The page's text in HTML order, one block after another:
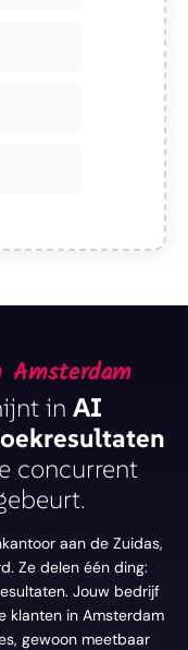
in AI
concurrent
aan de Zuidas,
Ze delen één ding:
Jouw bedrijf
klanten in Amsterdam
gewoon meetbaar